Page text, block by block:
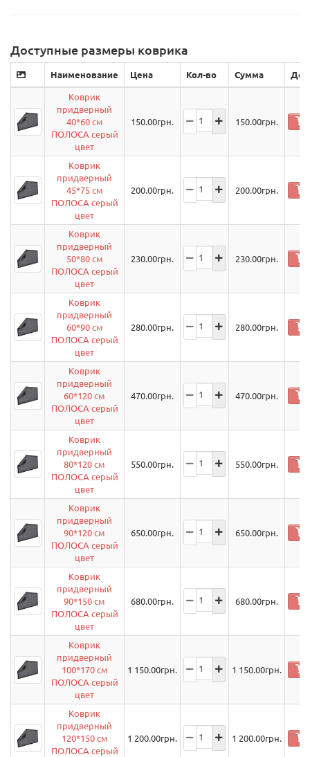
Доступные размеры коврика
Наименование Цена Кол-во Сумма
Коврик
придверный
40*60 см
ПОЛОСА серый
цвет
150.00грн. 150.00грн.
Коврик
придверный
45*75 см
ПОЛОСА серый
цвет
200.00грн. 200.00грн.
Коврик
придверный
50*80 см
ПОЛОСА серый
цвет
230.00грн. 230.00грн.
Коврик
придверный
60*90 см
ПОЛОСА серый
цвет
280.00грн. 280.00грн.
Коврик
придверный
60*120 см
ПОЛОСА серый
цвет
470.00грн. 470.00грн.
Коврик
придверный
80*120 см
ПОЛОСА серый
цвет
550.00грн. 550.00грн.
Коврик
придверный
90*120 см
ПОЛОСА серый
цвет
650.00грн. 650.00грн.
Коврик
придверный
90*150 см
ПОЛОСА серый
цвет
680.00грн. 680.00грн.
Коврик
придверный
100*170 см
ПОЛОСА серый
цвет
1 150.00грн. 1 150.00грн.
Коврик
придверный
120*150 см
ПОЛОСА серый
1 200.00грн. 1 200.00грн.